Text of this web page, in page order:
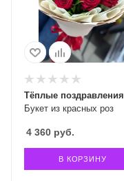
Букет из красных роз
Тёплые поздравления
4 360 руб.
В КОРЗИНУ